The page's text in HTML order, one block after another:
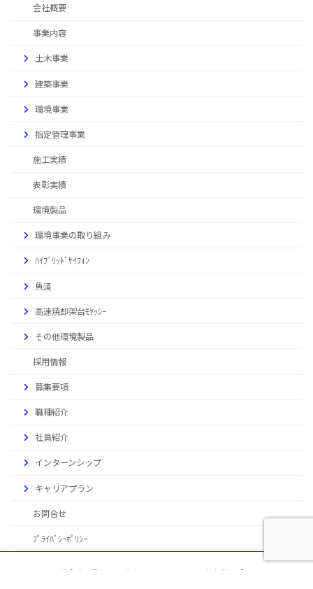
会社概要
事業内容
土木事業
建築事業
環境事業
指定管理事業
施工実績
表彰実績
環境製品
環境事業の取り組み
ﾊｲﾌﾞﾘｯﾄﾞｻｲﾌｫﾝ
魚道
高速焼却架台ﾓﾔｯｼｰ
その他環境製品
採用情報
募集要項
職種紹介
社員紹介
インターンシップ
キャリアプラン
お問合せ
ﾌﾟﾗｲﾊﾞｼｰﾎﾟﾘｼｰ
Copyright © 総合建設業とハイブリッド・サイフォン、焼却装置「モヤッシー」、